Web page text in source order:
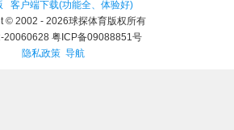
客户端下载(功能全、体验好)
© 2002 - 2026球探体育版权所有
20060628 粤ICP备09088851号
隐私政策 导航